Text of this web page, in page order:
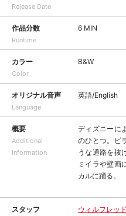
Release Date
作品分数
Runtime
6 MIN
カラー
Color
B&W
オリジナル音声
Language
英語/English
概要
Additional
Information
ディズニーに
のひとつ。ピ
うな通路を抜
ミイラや壁画
カルに踊る。
スタッフ ウィルフレッ